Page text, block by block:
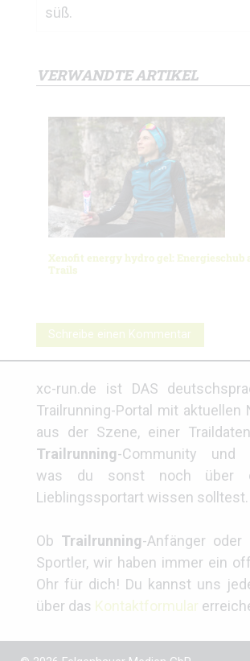
süß.
VERWANDTE ARTIKEL
Xenofit energy hydro gel: Energieschub
Trails
Schreibe einen Kommentar
xc-run.de ist DAS
Trailrunning-Portal mit aktuellen
aus der Szene, einer
Trailrunning-Community und
was du sonst noch über
Lieblingssportart wissen solltest.
Ob Trailrunning-Anfänger oder
Sportler, wir haben immer ein
Ohr für dich! Du kannst uns
über das Kontaktformular